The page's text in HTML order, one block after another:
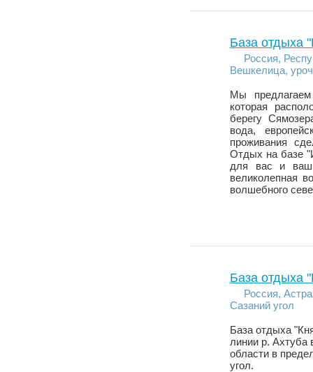
База отдыха
Россия,
Вешкелица,
Мы
которая
берегу
вода,
проживания
Отдых на базе
для вас и
великолепная
волшебного
База отдыха
Россия,
Сазаний угол
База отдыха
линии р. Ахтуба
области в
угол.